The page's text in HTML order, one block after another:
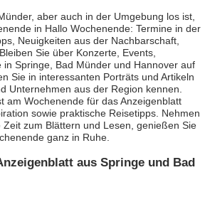
aber auch in der Umgebung los ist,
in Hallo Wochenende: Termine in der
Neuigkeiten aus der Nachbarschaft,
Sie über Konzerte, Events,
Springe, Bad Münder und Hannover auf
Sie in interessanten Porträts und Artikeln
Unternehmen aus der Region kennen.
am Wochenende für das Anzeigenblatt
sowie praktische Reisetipps. Nehmen
zum Blättern und Lesen, genießen Sie
ganz in Ruhe.
aus Springe und Bad